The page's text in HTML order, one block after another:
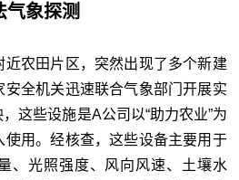
气象探测
近农田片区，突然出现了多个新建
全机关迅速联合气象部门开展实
这些设施是A公司以“助力农业”为
使用。经核查，这些设备主要用于
、光照强度、风向风速、土壤水